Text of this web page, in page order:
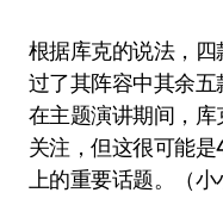
根据库克的说法，四
过了其阵容中其余五
在主题演讲期间，
关注，但这很可能
上的重要话题。（小